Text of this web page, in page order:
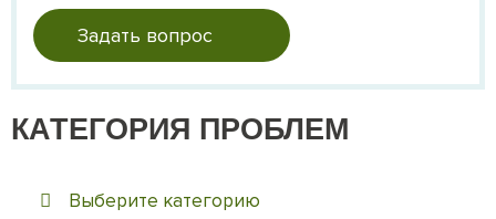
Задать вопрос
КАТЕГОРИЯ ПРОБЛЕМ
Выберите категорию